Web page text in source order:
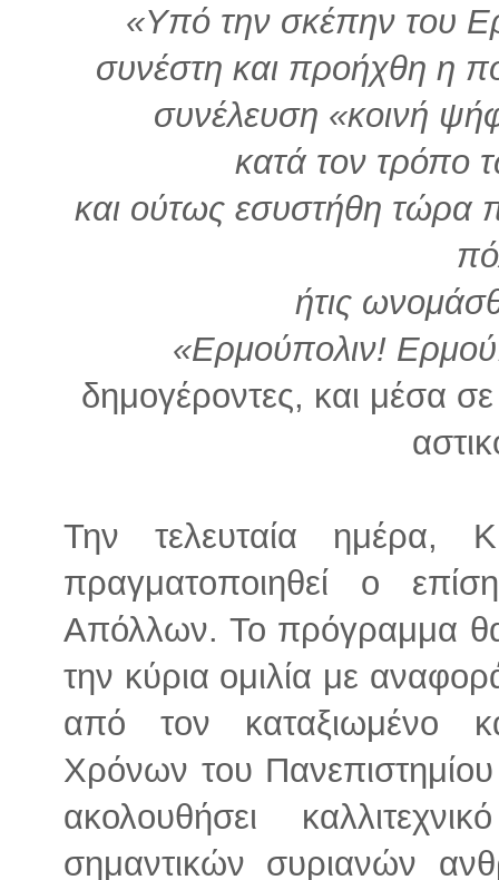
«Υπό την σκέπην του
συνέστη και προήχθη η
συνέλευση «κοινή
κατά τον τρόπο
και ούτως εσυστήθη τώρα
ήτις
«Ερμούπολιν!
δημογέροντες, και μέσα
Την τελευταία ημέρα,
πραγματοποιηθεί ο
Απόλλων. Το πρόγραμμα
την κύρια ομιλία με
από τον καταξιωμένο
Χρόνων του
ακολουθήσει
σημαντικών συριανών